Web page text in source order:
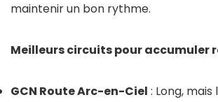
maintenir un bon rythme.
Meilleurs circuits pour accumuler
GCN Route Arc-en-Ciel : Long,